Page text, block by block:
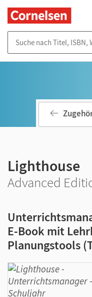
Lighthouse
Advanced
E-Book mit
Planungstools